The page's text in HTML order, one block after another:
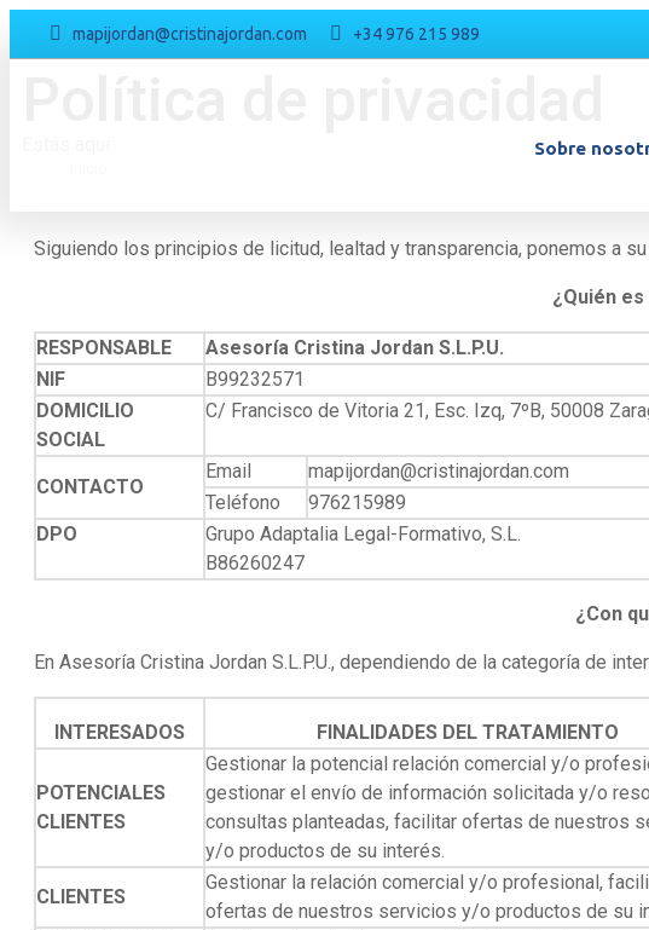
mapijordan@cristinajordan.com +34 976 215 989
Sobre
Siguiendo los principios de licitud, lealtad y transparencia, ponemos a
¿Quién
RESPONSABLE
Asesoría Cristina Jordan S.L.P.U.
NIF
B99232571
DOMICILIO
SOCIAL
C/ Francisco de Vitoria 21, Esc. Izq, 7ºB, 50008
CONTACTO
Email
mapijordan@cristinajordan.com
Teléfono
976215989
DPO
Grupo Adaptalia Legal-Formativo, S.L.
B86260247
¿Con
En Asesoría Cristina Jordan S.L.P.U., dependiendo de la categoría de
INTERESADOS FINALIDADES DEL TRATAMIENTO
POTENCIALES
CLIENTES
Gestionar la potencial relación comercial y/o
gestionar el envío de información solicitada y/o
consultas planteadas, facilitar ofertas de nuestros
y/o productos de su interés.
CLIENTES
Gestionar la relación comercial y/o profesional,
ofertas de nuestros servicios y/o productos de su